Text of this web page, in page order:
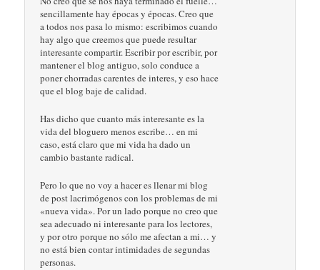
sencillamente hay épocas y épocas. Creo que
a todos nos pasa lo mismo: escribimos cuando
hay algo que creemos que puede resultar
interesante compartir. Escribir por escribir, por
mantener el blog antiguo, solo conduce a
poner chorradas carentes de interes, y eso hace
que el blog baje de calidad.
Has dicho que cuanto más interesante es la
vida del bloguero menos escribe… en mi
caso, está claro que mi vida ha dado un
cambio bastante radical.
Pero lo que no voy a hacer es llenar mi blog
de post lacrimógenos con los problemas de mi
«nueva vida». Por un lado porque no creo que
sea adecuado ni interesante para los lectores,
y por otro porque no sólo me afectan a mi… y
no está bien contar intimidades de segundas
personas.